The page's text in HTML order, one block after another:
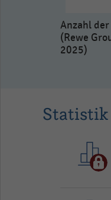
Anzahl
(Rewe
2025)